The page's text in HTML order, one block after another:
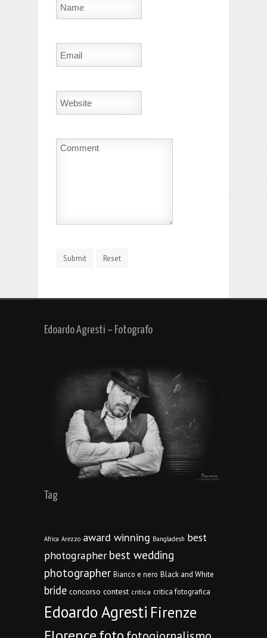
Edoardo Agresti – Fotografo
Tag
Africa Arezzo award winning Bangladesh best
photographer best wedding
photographer Bianco e nero Black and White
bride concorso contest critica critica fotografica
Edoardo Agresti Firenze